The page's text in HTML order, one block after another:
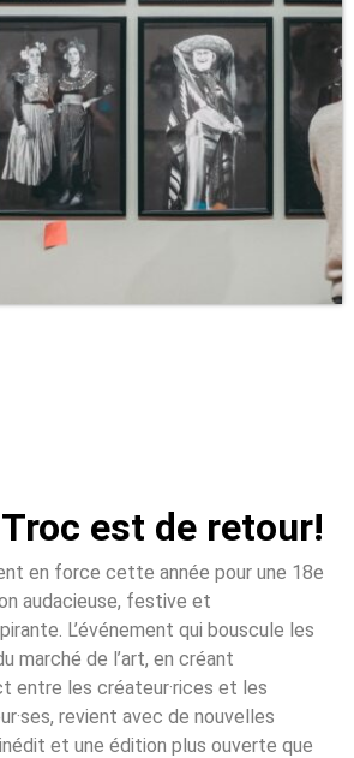
est de retour!
en force cette année pour une 18e
audacieuse, festive et
L’événement qui bouscule les
marché de l’art, en créant
entre les créateur·rices et les
revient avec de nouvelles
et une édition plus ouverte que